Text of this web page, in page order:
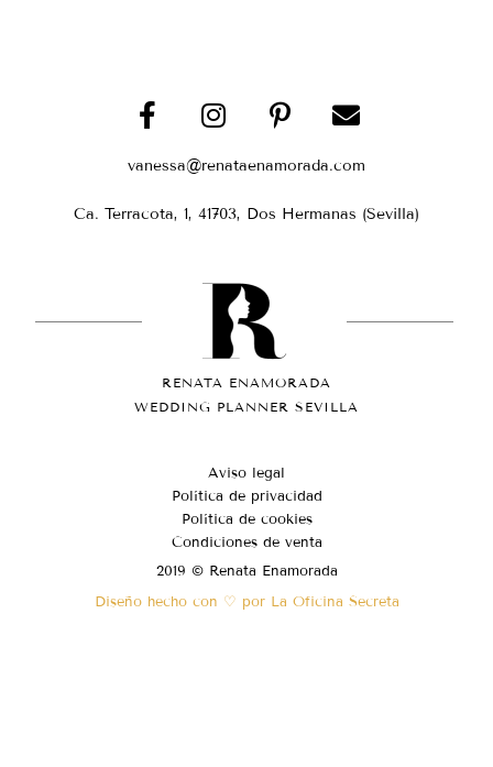
vanessa@renataenamorada.com
Ca. Terracota, 1, 41703, Dos Hermanas (Sevilla)
RENATA ENAMORADA
WEDDING PLANNER SEVILLA
Aviso legal
Política de privacidad
Política de cookies
Condiciones de venta
2019 © Renata Enamorada
Diseño hecho con ♡ por La Oficina Secreta